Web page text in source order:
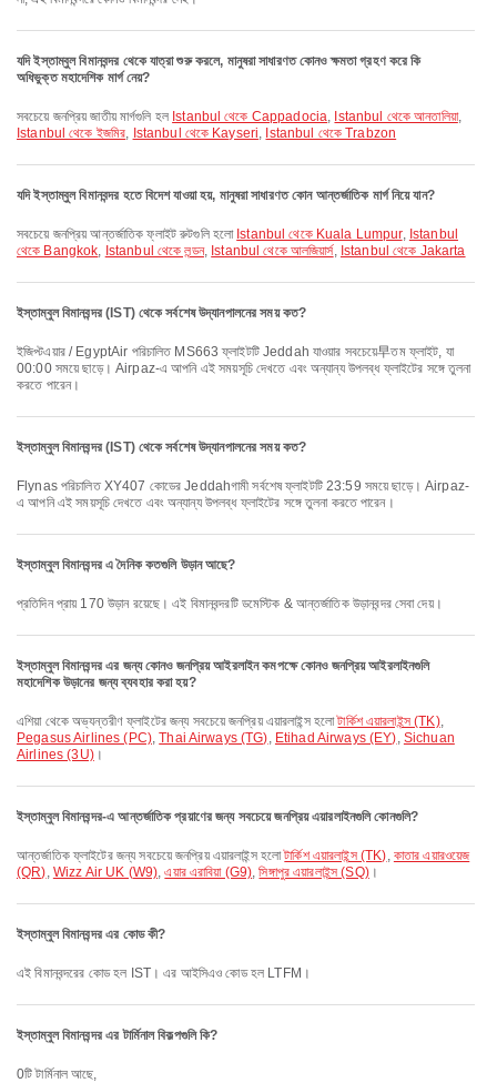
যদি ইস্তাম্বুল বিমানবন্দর থেকে যাত্রা শুরু করলে, মানুষরা সাধারণত কোনও ক্ষমতা গ্রহণ করে কি
অধিভুক্ত মহাদেশিক মার্গ নেয়?
সবচেয়ে জনপ্রিয় জাতীয় মার্গগুলি হল Istanbul থেকে Cappadocia, Istanbul থেকে আনতালিয়া,
Istanbul থেকে ইজমির, Istanbul থেকে Kayseri, Istanbul থেকে Trabzon
যদি ইস্তাম্বুল বিমানবন্দর হতে বিদেশ যাওয়া হয়, মানুষরা সাধারণত কোন আন্তর্জাতিক মার্গ নিয়ে যান?
সবচেয়ে জনপ্রিয় আন্তর্জাতিক ফ্লাইট রুটগুলি হলো Istanbul থেকে Kuala Lumpur, Istanbul
থেকে Bangkok, Istanbul থেকে লন্ডন, Istanbul থেকে আলজিয়ার্স, Istanbul থেকে Jakarta
ইস্তাম্বুল বিমানবন্দর (IST) থেকে সর্বশেষ উদ্যানপালনের সময় কত?
ইজিপ্টএয়ার / EgyptAir পরিচালিত MS663 ফ্লাইটটি Jeddah যাওয়ার সবচেয়ে早তম ফ্লাইট, যা
00:00 সময়ে ছাড়ে। Airpaz-এ আপনি এই সময়সূচি দেখতে এবং অন্যান্য উপলব্ধ ফ্লাইটের সঙ্গে তুলনা
করতে পারেন।
ইস্তাম্বুল বিমানবন্দর (IST) থেকে সর্বশেষ উদ্যানপালনের সময় কত?
Flynas পরিচালিত XY407 কোডের Jeddahগামী সর্বশেষ ফ্লাইটটি 23:59 সময়ে ছাড়ে। Airpaz-
এ আপনি এই সময়সূচি দেখতে এবং অন্যান্য উপলব্ধ ফ্লাইটের সঙ্গে তুলনা করতে পারেন।
ইস্তাম্বুল বিমানবন্দর এ দৈনিক কতগুলি উড়ান আছে?
প্রতিদিন প্রায় 170 উড়ান রয়েছে। এই বিমানবন্দরটি ডমেস্টিক & আন্তর্জাতিক উড়ানবন্দর সেবা দেয়।
ইস্তাম্বুল বিমানবন্দর এর জন্য কোনও জনপ্রিয় আইরলাইন কমপক্ষে কোনও জনপ্রিয় আইরলাইনগুলি
মহাদেশিক উড়ানের জন্য ব্যবহার করা হয়?
এশিয়া থেকে অভ্যন্তরীণ ফ্লাইটের জন্য সবচেয়ে জনপ্রিয় এয়ারলাইন্স হলোটার্কিশ এয়ারলাইন্স (TK),
Pegasus Airlines (PC),Thai Airways (TG), Etihad Airways (EY), Sichuan
Airlines (3U)।
ইস্তাম্বুল বিমানবন্দর-এ আন্তর্জাতিক প্রয়াণের জন্য সবচেয়ে জনপ্রিয় এয়ারলাইনগুলি কোনগুলি?
আন্তর্জাতিক ফ্লাইটের জন্য সবচেয়ে জনপ্রিয় এয়ারলাইন্স হলোটার্কিশ এয়ারলাইন্স (TK), কাতার এয়ারওয়েজ
(QR), Wizz Air UK (W9),এয়ার এরাবিয়া (G9),সিঙ্গাপুর এয়ারলাইন্স (SQ)।
ইস্তাম্বুল বিমানবন্দর এর কোড কী?
এই বিমানবন্দরের কোড হল IST। এর আইসিএও কোড হল LTFM।
ইস্তাম্বুল বিমানবন্দর এর টার্মিনাল বিকল্পগুলি কি?
0টি টার্মিনাল আছে,